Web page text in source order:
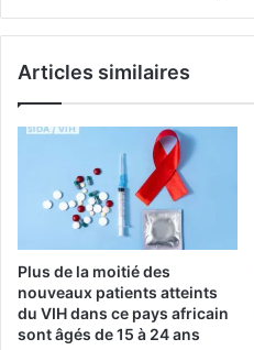
Articles similaires
Plus de la moitié des
nouveaux patients atteints
du VIH dans ce pays africain
sont âgés de 15 à 24 ans